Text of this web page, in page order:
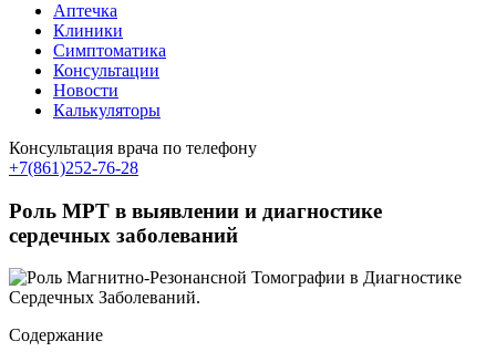
Аптечка
Клиники
Симптоматика
Консультации
Новости
Калькуляторы
Консультация врача по телефону
+7(861)252-76-28
Роль МРТ в выявлении и диагностике
сердечных заболеваний
Содержание